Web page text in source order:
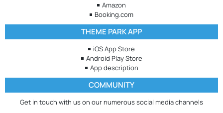
Amazon
Booking.com
THEME PARK APP
iOS App Store
Android Play Store
App description
COMMUNITY
Get in touch with us on our numerous social media channels